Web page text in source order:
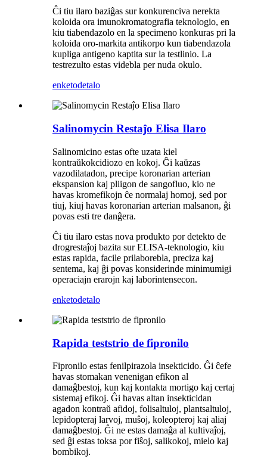
Ĉi tiu ilaro baziĝas sur konkurenciva nerekta
koloida ora imunokromatografia teknologio, en
kiu tiabendazolo en la specimeno konkuras pri la
koloida oro-markita antikorpo kun tiabendazola
kupliga antigeno kaptita sur la testlinio. La
testrezulto estas videbla per nuda okulo.
enketodetalo
Salinomycin Restaĵo Elisa Ilaro
Salinomicino estas ofte uzata kiel
kontraŭkokcidiozo en kokoj. Ĝi kaŭzas
vazodilatadon, precipe koronarian arterian
ekspansion kaj pliigon de sangofluo, kio ne
havas kromefikojn ĉe normalaj homoj, sed por
tiuj, kiuj havas koronarian arterian malsanon, ĝi
povas esti tre danĝera.
Ĉi tiu ilaro estas nova produkto por detekto de
drogrestaĵoj bazita sur ELISA-teknologio, kiu
estas rapida, facile prilaborebla, preciza kaj
sentema, kaj ĝi povas konsiderinde minimumigi
operaciajn erarojn kaj laborintensecon.
enketodetalo
Rapida teststrio de fipronilo
Fipronilo estas fenilpirazola insekticido. Ĝi ĉefe
havas stomakan venenigan efikon al
damaĝbestoj, kun kaj kontakta mortigo kaj certaj
sistemaj efikoj. Ĝi havas altan insekticidan
agadon kontraŭ afidoj, folisaltuloj, plantsaltuloj,
lepidopteraj larvoj, muŝoj, koleopteroj kaj aliaj
damaĝbestoj. Ĝi ne estas damaĝa al kultivaĵoj,
sed ĝi estas toksa por fiŝoj, salikokoj, mielo kaj
bombikoj.